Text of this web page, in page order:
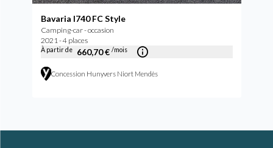
Bavaria I740 FC Style
Camping-car - occasion
2021 - 4 places
À partir de 660,70 € /mois
Concession Hunyvers Niort Mendès